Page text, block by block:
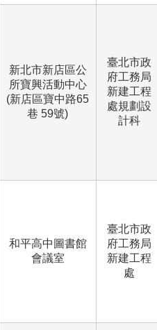
新北市新店區公
所寶興活動中心
(新店區寶中路65
巷 59號)
臺北市政
府工務局
新建工程
處規劃設
計科
和平高中圖書館
會議室
臺北市政
府工務局
新建工程
處